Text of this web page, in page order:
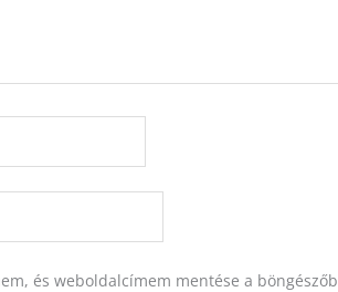
és weboldalcímem mentése a